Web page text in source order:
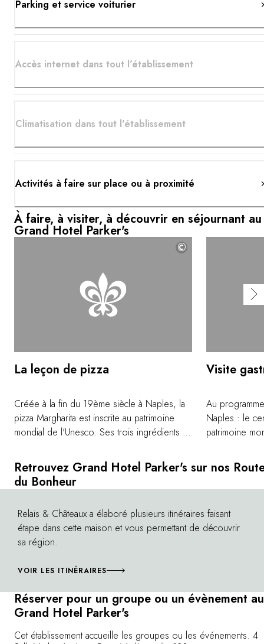
Parking et service voiturier
Accès internet dans tout l'établissement
Climatisation dans tout l'établissement
Activités à faire sur place ou à proximité
Retrouvez Grand Hotel Parker's sur nos
du Bonheur
Relais & Châteaux a élaboré plusieurs itinéraires faisant
étape dans cette maison et vous permettant de découvrir
sa région.
VOIR LES ITINÉRAIRES
Réserver pour un groupe ou un évènement au
Grand Hotel Parker's
Cet établissement accueille les groupes ou les événements. 4
À faire, à visiter, à découvrir en séjournant au
Grand Hotel Parker's
©
La leçon de pizza
Créée à la fin du 19ème siècle à Naples, la
pizza Margharita est inscrite au patrimoine
mondial de l'Unesco. Ses trois ingrédients :
les couleurs du drapeau italien. L'hôtel
propose d'apprendre à préparer ce plat
selon la recette de Salvatore et Francesco
d'Italie » !
Visite
Au
Naples : le
patrimoine
quartiers
sont prévus
limoncello et